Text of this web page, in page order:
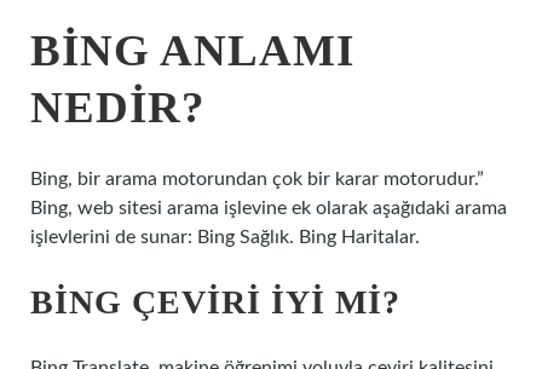
BING ANLAMI
NEDIR?
Bing, bir arama motorundan çok bir karar motorudur.”
Bing, web sitesi arama işlevine ek olarak aşağıdaki arama
işlevlerini de sunar: Bing Sağlık. Bing Haritalar.
BING ÇEVIRI IYI MI?